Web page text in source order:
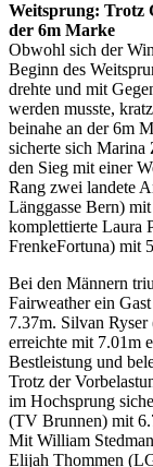
Weitsprung: Trotz
der 6m Marke
Obwohl sich der
Beginn des
drehte und mit
werden musste,
beinahe an der 6m
sicherte sich
den Sieg mit einer
Rang zwei landete
Länggasse Bern)
komplettierte Laura
FrenkeFortuna) mit
Bei den Männern
Fairweather ein
7.37m. Silvan
erreichte mit 7.01m
Bestleistung und
Trotz der
im Hochsprung
(TV Brunnen) mit
Mit William
Elijah Thommen